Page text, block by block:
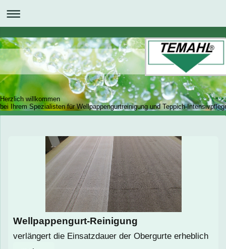
Herzlich willkommen
bei Ihrem Spezialisten für Wellpappengurtreinigung und Teppich-
Wellpappengurt-Reinigung
verlängert die Einsatzdauer der Obergurte erheblich